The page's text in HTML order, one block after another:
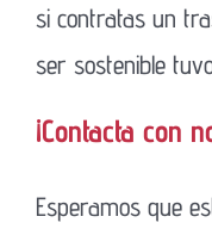
si contratas un
ser sostenible
¡Contacta con
Esperamos que